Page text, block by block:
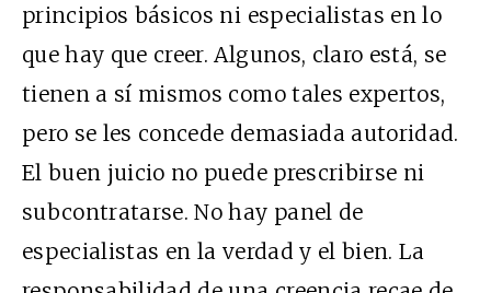
principios básicos ni especialistas en lo
que hay que creer. Algunos, claro está, se
tienen a sí mismos como tales expertos,
pero se les concede demasiada autoridad.
El buen juicio no puede prescribirse ni
subcontratarse. No hay panel de
especialistas en la verdad y el bien. La